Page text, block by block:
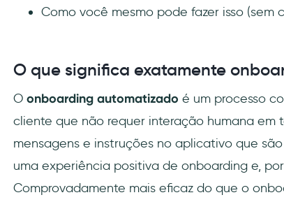
Como você mesmo pode fazer isso (sem
O que significa exatamente
O onboarding automatizado é um processo
cliente que não requer interação humana em
mensagens e instruções no aplicativo que
uma experiência positiva de onboarding e,
Comprovadamente mais eficaz do que o